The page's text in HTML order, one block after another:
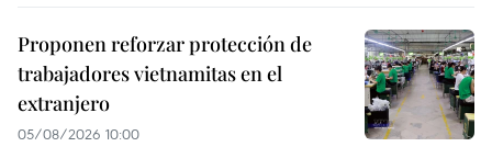
Proponen reforzar protección de
trabajadores vietnamitas en el
extranjero
05/08/2026 10:00